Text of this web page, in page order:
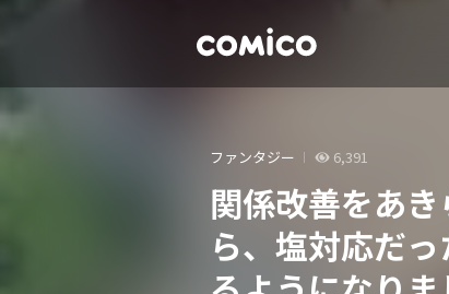
ファンタジー 6,391
関係改善をあ
ら、塩対応だ